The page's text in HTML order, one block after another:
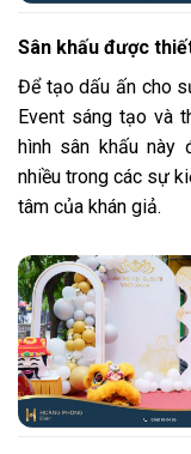
Sân khấu được
Để tạo dấu ấn cho
Event sáng tạo và
hình sân khấu này
nhiều trong các sự
tâm của khán giả.